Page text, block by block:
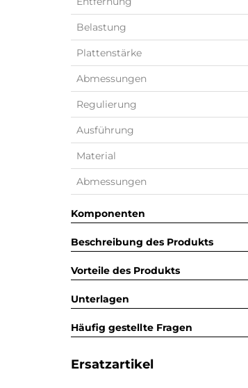
Belastung
Plattenstärke
Abmessungen
Regulierung
Ausführung
Material
Abmessungen
Komponenten
Beschreibung des Produkts
Vorteile des Produkts
Unterlagen
Häufig gestellte Fragen
Ersatzartikel